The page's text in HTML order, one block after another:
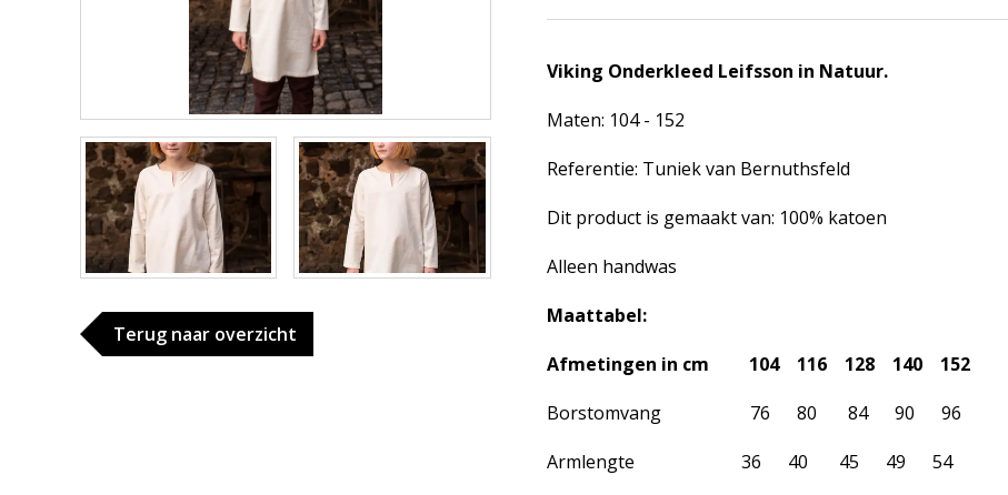
Terug naar overzicht
Viking Onderkleed Leifsson in Natuur.
Maten: 104 - 152
Referentie: Tuniek van Bernuthsfeld
Dit product is gemaakt van: 100% katoen
Alleen handwas
Maattabel:
Afmetingen in cm 104 116 128 140 152
Borstomvang 76 80 84 90 96
Armlengte 36 40 45 49 54